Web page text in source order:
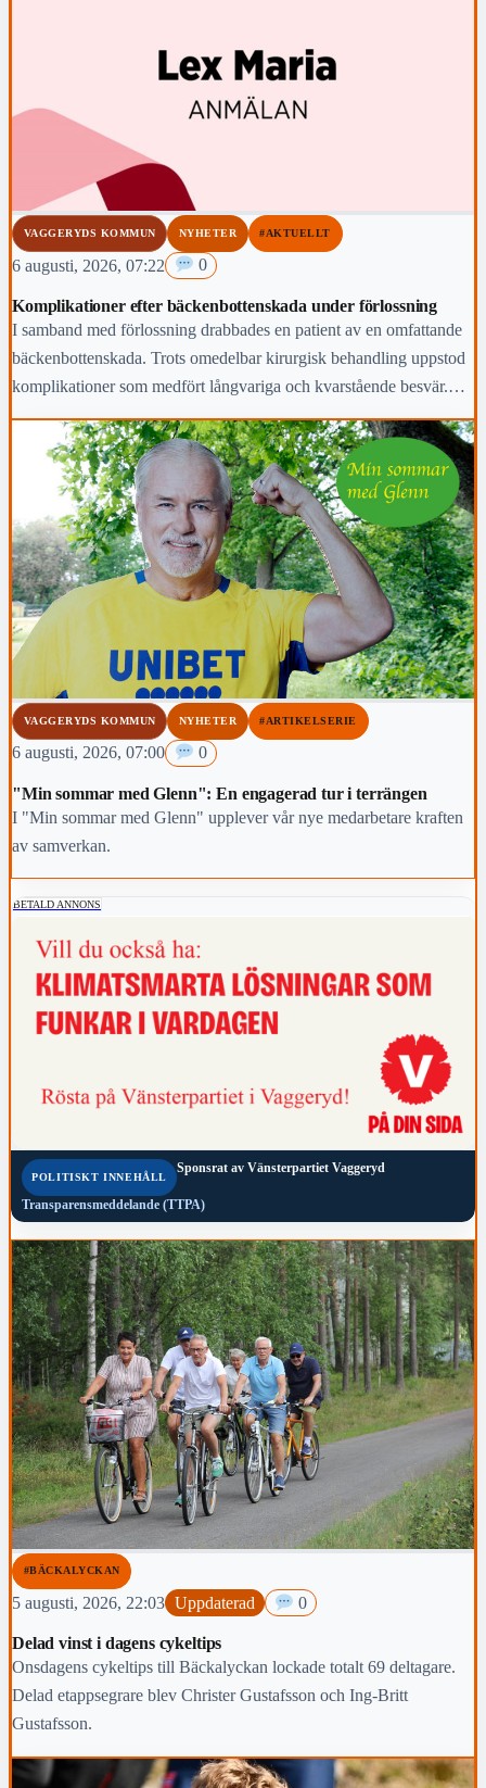
VAGGERYDS KOMMUN NYHETER #AKTUELLT
6 augusti, 2026, 07:22 0
Komplikationer efter bäckenbottenskada under förlossning
I samband med förlossning drabbades en patient av en omfattande
bäckenbottenskada. Trots omedelbar kirurgisk behandling uppstod
komplikationer som medfört långvariga och kvarstående besvär.
Region Jönköpings län anmäler händelsen för prövning enligt lex
Maria.
VAGGERYDS KOMMUN NYHETER #ARTIKELSERIE
6 augusti, 2026, 07:00 0
"Min sommar med Glenn": En engagerad tur i terrängen
I "Min sommar med Glenn" upplever vår nye medarbetare kraften
av samverkan.
BETALD ANNONS
POLITISKT INNEHÅLL
Sponsrat av Vänsterpartiet Vaggeryd
Transparensmeddelande (TTPA)
#BÄCKALYCKAN
5 augusti, 2026, 22:03 Uppdaterad 0
Delad vinst i dagens cykeltips
Onsdagens cykeltips till Bäckalyckan lockade totalt 69 deltagare.
Delad etappsegrare blev Christer Gustafsson och Ing-Britt
Gustafsson.